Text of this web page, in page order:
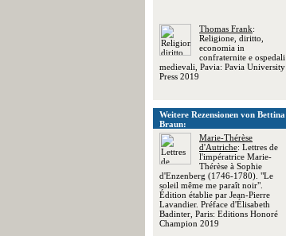
Thomas Frank:
Religione, diritto,
economia in
confraternite e ospedali
medievali, Pavia: Pavia University
Press 2019
Weitere Rezensionen von Bettina
Braun:
Marie-Thérèse
d'Autriche: Lettres de
l'impératrice Marie-
Thérèse à Sophie
d'Enzenberg (1746-1780). "Le
soleil même me paraît noir".
Édition établie par Jean-Pierre
Lavandier. Préface d'Élisabeth
Badinter, Paris: Editions Honoré
Champion 2019